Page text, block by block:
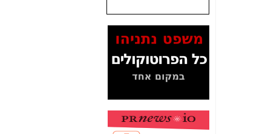
המסמכים בנושא בזק-
Yes (תיק 4000)
לאיש הלא נכון! -כאן
עובדות ומסמכים
האם ביבי כשר
תקשורת עזר לקב'
בזק? -כאן